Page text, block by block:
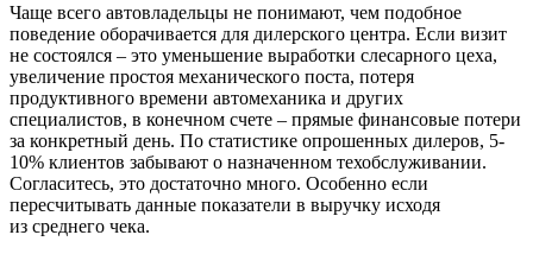
Чаще всего автовладельцы не понимают, чем подобное
поведение оборачивается для дилерского центра. Если визит
не состоялся – это уменьшение выработки слесарного цеха,
увеличение простоя механического поста, потеря
продуктивного времени автомеханика и других
специалистов, в конечном счете – прямые финансовые потери
за конкретный день. По статистике опрошенных дилеров, 5-
10% клиентов забывают о назначенном техобслуживании.
Согласитесь, это достаточно много. Особенно если
пересчитывать данные показатели в выручку исходя
из среднего чека.